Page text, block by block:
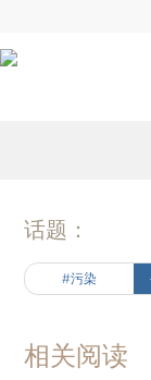
话题：
#污染
相关阅读